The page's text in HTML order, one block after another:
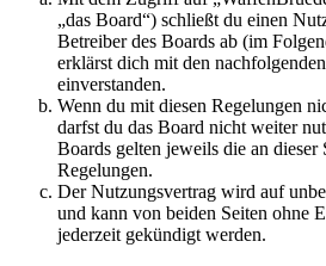
„das Board“) schließt du einen
Betreiber des Boards ab (im
erklärst dich mit den
einverstanden.
Wenn du mit diesen Regelungen
darfst du das Board nicht weiter
Boards gelten jeweils die an
Regelungen.
Der Nutzungsvertrag wird auf
und kann von beiden Seiten ohne
jederzeit gekündigt werden.